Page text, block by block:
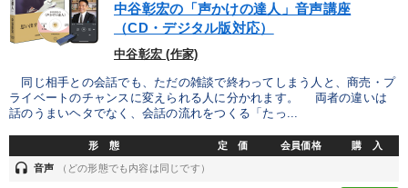
中谷彰宏の「声かけの達人」音声講座
（CD・デジタル版対応）
中谷彰宏 (作家)
同じ相手との会話でも、ただの雑談で終わってしまう人と、商売・プ
ライベートのチャンスに変えられる人に分かれます。 両者の違いは
話のうまいヘタでなく、会話の流れをつくる「たっ...
形 態 定 価 会員価格 購 入
headset 音声 （どの形態でも内容は同じです）